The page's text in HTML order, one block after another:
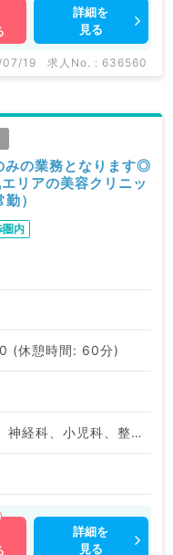
詳細を
見る
07/19 求人No. : 636560
みの業務となります◎
リアの美容クリニッ
）
圏内
(休憩時間: 60分)
神経内科、精神科、神経科、小児科、整形外科、形成外科、美容外科、脳神経外科、呼吸器外科、心臓血管外科、小児外科、皮膚科、泌尿器科、産婦人科、産科、婦人科、眼科、耳鼻咽喉科、放射線科、麻酔科、人工透析科、一般内科、循環器内科、呼吸器内科、消化器内科、内分泌・代謝内科、腎臓内科、老年内科、血液内科、外科系全般、一般外科、消化器外科、乳腺外科、美容皮膚科、膠原病科、スポーツ整形外科、大腸・肛門外科、科目不問
詳細を
見る